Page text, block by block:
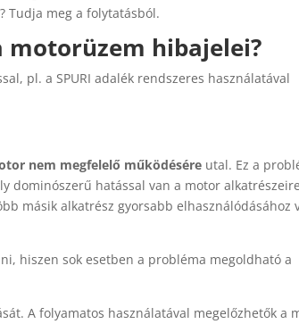
Tudja meg a folytatásból.
hibajelei?
pl. a SPURI adalék rendszeres használatával
nem megfelelő működésére utal. Ez a
dominószerű hatással van a motor
másik alkatrész gyorsabb elhasználódásához
hiszen sok esetben a probléma megoldható a
A folyamatos használatával megelőzhetők a